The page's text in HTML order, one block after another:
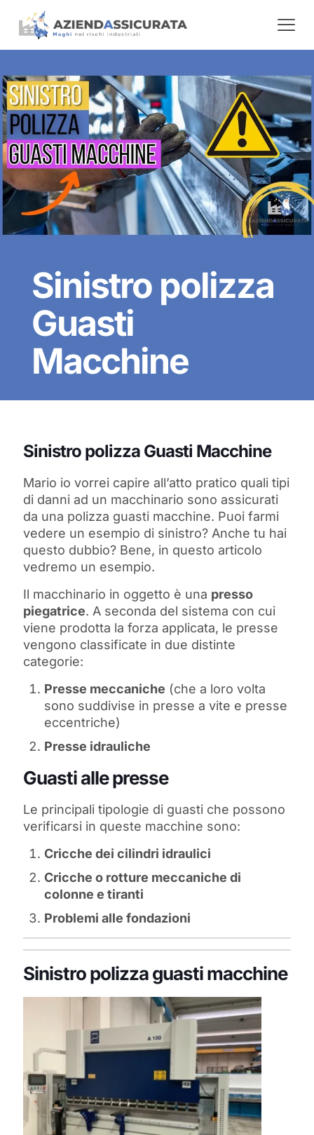
Sinistro polizza
Guasti
Macchine
Sinistro polizza Guasti Macchine
Mario io vorrei capire all’atto pratico quali tipi
di danni ad un macchinario sono assicurati
da una polizza guasti macchine. Puoi farmi
vedere un esempio di sinistro? Anche tu hai
questo dubbio? Bene, in questo articolo
vedremo un esempio.
Il macchinario in oggetto è una presso
piegatrice. A seconda del sistema con cui
viene prodotta la forza applicata, le presse
vengono classificate in due distinte
categorie:
Presse meccaniche (che a loro volta
sono suddivise in presse a vite e presse
eccentriche)
Presse idrauliche
Guasti alle presse
Le principali tipologie di guasti che possono
verificarsi in queste macchine sono:
Cricche dei cilindri idraulici
Cricche o rotture meccaniche di
colonne e tiranti
Problemi alle fondazioni
Sinistro polizza guasti macchine